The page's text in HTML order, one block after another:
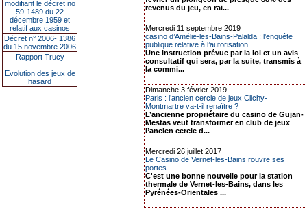
modifiant le décret no
59-1489 du 22
décembre 1959 et
relatif aux casinos
Décret n° 2006- 1386
du 15 novembre 2006
Rapport Trucy
Evolution des jeux de
hasard
revenus du jeu, en rai...
Mercredi 11 septembre 2019
casino d’Amélie-les-Bains-Palalda : l'enquête
publique relative à l’autorisation...
Une instruction prévue par la loi et un avis
consultatif qui sera, par la suite, transmis à
la commi...
Dimanche 3 février 2019
Paris : l’ancien cercle de jeux Clichy-
Montmartre va-t-il renaître ?
L’ancienne propriétaire du casino de Gujan-
Mestas veut transformer en club de jeux
l’ancien cercle d...
Mercredi 26 juillet 2017
Le Casino de Vernet-les-Bains rouvre ses
portes
C'est une bonne nouvelle pour la station
thermale de Vernet-les-Bains, dans les
Pyrénées-Orientales ...